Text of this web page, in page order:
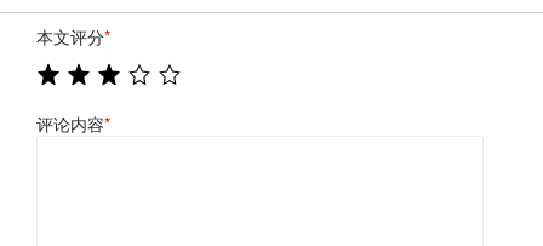
本文评分*
评论内容*